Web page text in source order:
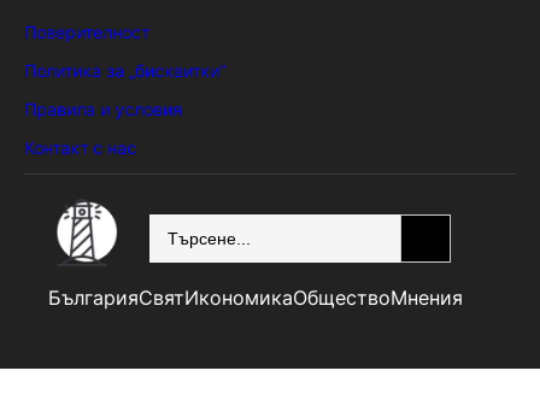
Поверителност
Политика за „бисквитки“
Правила и условия
Контакт с нас
БългарияСвятИкономикаОбществоМнения